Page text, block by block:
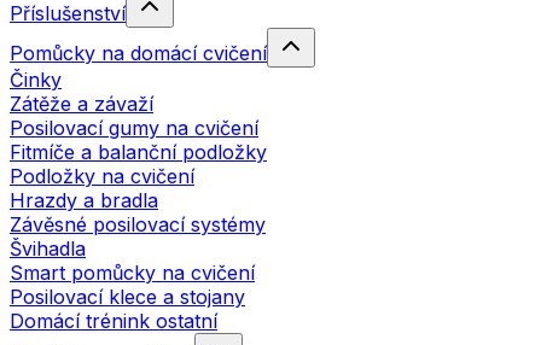
Příslušenství
Pomůcky na domácí cvičení
Činky
Zátěže a závaží
Posilovací gumy na cvičení
Fitmíče a balanční podložky
Podložky na cvičení
Hrazdy a bradla
Závěsné posilovací systémy
Švihadla
Smart pomůcky na cvičení
Posilovací klece a stojany
Domácí trénink ostatní